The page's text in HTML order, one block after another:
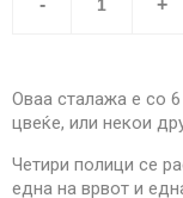
-
Цвеќе
6
Полици
quantity
+
Оваа сталажа е со
цвеќе, или некои
Четири полици се
една на врвот и